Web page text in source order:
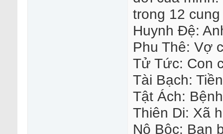
trong 12
Huynh Đệ:
Phu Thê: Vợ
Tử Tức: Con
Tài Bạch:
Tật Ách:
Thiên Di: Xã
Nô Bộc: Bạn